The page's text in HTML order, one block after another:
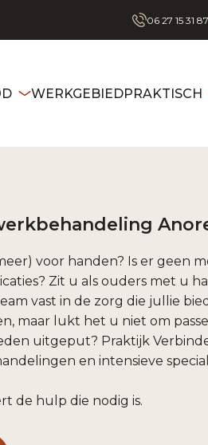
06 27 15 31 87
WERKGEBIEDPRAKTISCH
voor handen? Is er geen
Zit u als ouders met u
vast in de zorg die jullie
maar lukt het u niet om
uitgeput? Praktijk
en intensieve
de hulp die nodig is.